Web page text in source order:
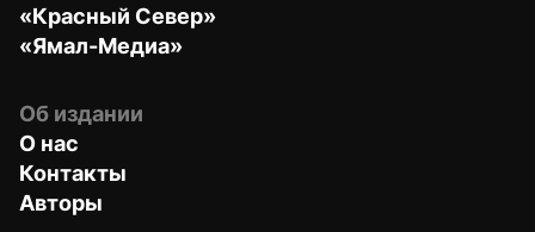
«Красный Север»
«Ямал-Медиа»
Об издании
О нас
Контакты
Авторы